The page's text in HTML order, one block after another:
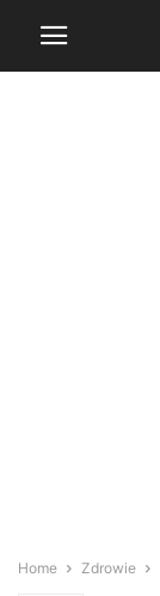
Home Zdrowie